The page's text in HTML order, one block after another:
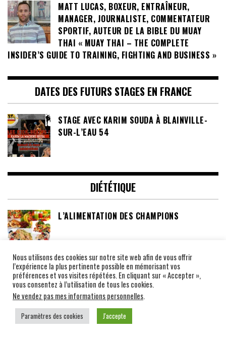
MATT LUCAS, BOXEUR, ENTRAÎNEUR,
MANAGER, JOURNALISTE, COMMENTATEUR
SPORTIF, AUTEUR DE LA BIBLE DU MUAY
THAI « MUAY THAI – THE COMPLETE
INSIDER’S GUIDE TO TRAINING, FIGHTING AND BUSINESS »
DATES DES FUTURS STAGES EN FRANCE
STAGE AVEC KARIM SOUDA À BLAINVILLE-
SUR-L’EAU 54
DIÉTÉTIQUE
L’ALIMENTATION DES CHAMPIONS
LES TEMPS DE DIGESTION (ECRIT PAR
FABRICE ALLOUCHE)
ALIMENTATIONS ET CONSEIL DIETETIQUE
Nous utilisons des cookies sur notre site web afin de vous offrir
l’expérience la plus pertinente possible en mémorisant vos
préférences et vos visites répétées. En cliquant sur « Accepter »,
vous consentez à l’utilisation de tous les cookies.
Ne vendez pas mes informations personnelles.
Paramètres des cookies J'accepte